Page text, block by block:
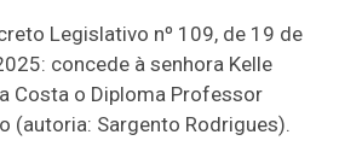
Legislativo nº 109, de 19 de
concede à senhora Kelle
Costa o Diploma Professor
(autoria: Sargento Rodrigues).